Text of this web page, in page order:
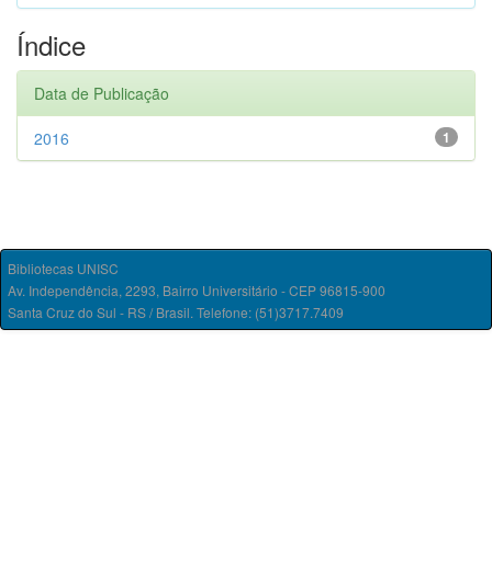
Índice
Data de Publicação
1
2016
Bibliotecas UNISC
Av. Independência, 2293, Bairro Universitário - CEP 96815-900
Santa Cruz do Sul - RS / Brasil. Telefone: (51)3717.7409